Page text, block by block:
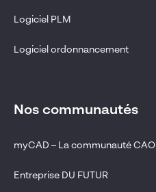
Logiciel PLM
Logiciel ordonnancement
Nos communautés
myCAD – La communauté CAO
Entreprise DU FUTUR